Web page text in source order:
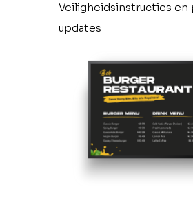
Veiligheidsinstructies
updates